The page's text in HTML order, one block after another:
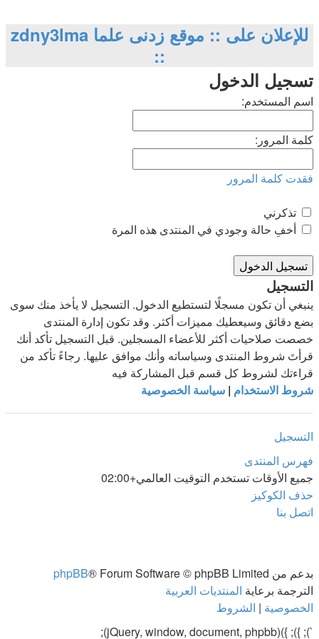
للإعلان على :: موقع زدنى علما zdny3lma
::
تسجيل الدخول
اسم المستخدم:
كلمة المرور:
فقدت كلمة المرور
تذكرني
أخفِ حالة وجودي في المنتدى هذه المرة
التسجيل
ينبغي أن تكون مسجلًا لتستطيع الدخول. التسجيل لا يأخذ منك سوى
بضع دقائق وسيعطيك مميزات أكثر. وقد تكون إدارة المنتدى
خصصت صلاحيات أكثر للأعضاء المسجلين. قبل التسجيل تأكد أنك
قرأتَ شروط المنتدى وسياساته وأنك موافق عليها. رجاءً تأكد من
قراءتك لشروط كل قسم قبل المشاركة فيه
شروط الاستخدام | سياسة الخصوصية
التسجيل
فهرس المنتدى
جميع الأوقات تستخدم التوقيت العالمي+02:00
حذف الكوكيز
اتصل بنا
بدعم من phpBB® Forum Software © phpBB Limited
الترجمة برعاية المنتديات العربية
الخصوصية | الشروط
`); }); })(jQuery, window, document, phpbb);